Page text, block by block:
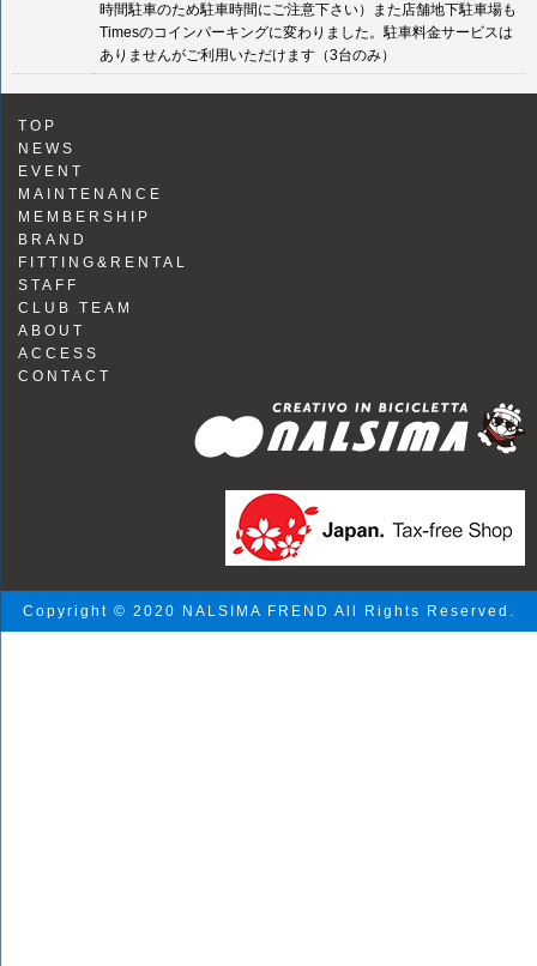
時間駐車のため駐車時間にご注意下さい）また店舗地下駐車場も
Timesのコインパーキングに変わりました。駐車料金サービスは
ありませんがご利用いただけます（3台のみ）
TOP
NEWS
EVENT
MAINTENANCE
MEMBERSHIP
BRAND
FITTING&RENTAL
STAFF
CLUB TEAM
ABOUT
ACCESS
CONTACT
Copyright © 2020 NALSIMA FREND All Rights Reserved.